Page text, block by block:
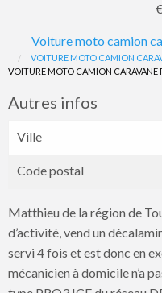
Voiture moto camion
VOITURE MOTO CAMION
VOITURE MOTO CAMION CARAVANE
Autres infos
Ville
Code postal
Matthieu de la région de
d’activité, vend un
servi 4 fois et est donc en
mécanicien à domicile n’a